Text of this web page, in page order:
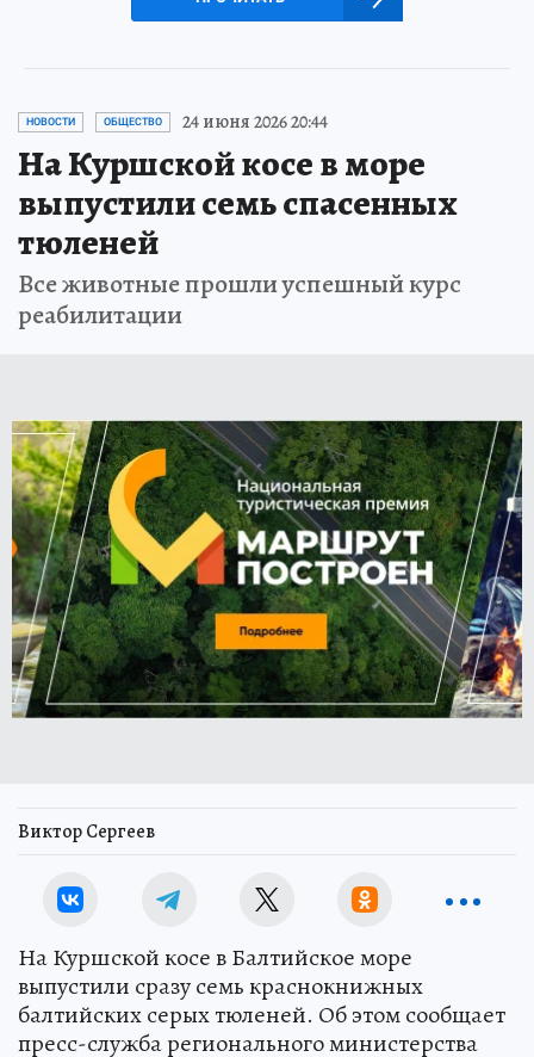
НОВОСТИ ОБЩЕСТВО 24 июня 2026 20:44
На Куршской косе в море
выпустили семь спасенных
тюленей
Все животные прошли успешный курс
реабилитации
Виктор Сергеев
На Куршской косе в Балтийское море
выпустили сразу семь краснокнижных
балтийских серых тюленей. Об этом сообщает
пресс-служба регионального министерства